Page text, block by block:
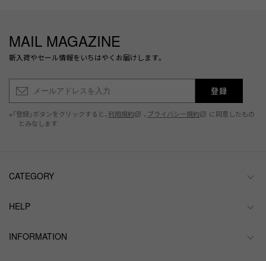
MAIL MAGAZINE
新入荷やセール情報をいちはやくお届けします。
登録
※「登録」ボタンをクリックすると、 利用規約 、 プライバシー規約
に同意したもの
とみなします
CATEGORY
HELP
INFORMATION